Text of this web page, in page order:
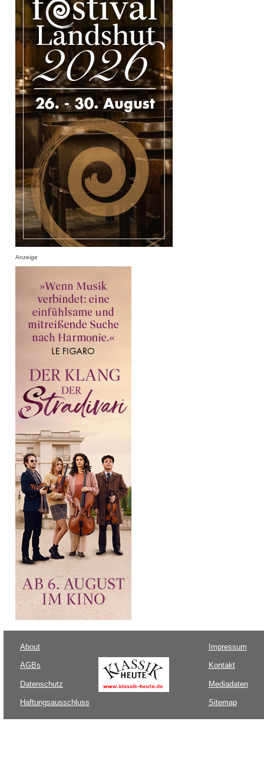
Anzeige
About
AGBs
Datenschutz
Haftungsausschluss
Impressum
Kontakt
Mediadaten
Sitemap